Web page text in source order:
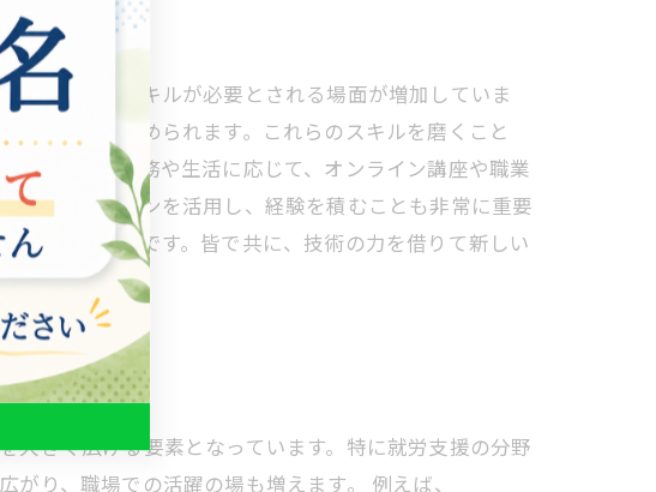
これらのスキルが必要とされる場面が増加していま
スキルが求められます。これらのスキルを磨くこと
。日々の業務や生活に応じて、オンライン講座や職業
極的にパソコンを活用し、経験を積むことも非常に重要
せない要素です。皆で共に、技術の力を借りて新しい
きく広げる要素となっています。特に就労支援の分野
り、職場での活躍の場も増えます。 例えば、